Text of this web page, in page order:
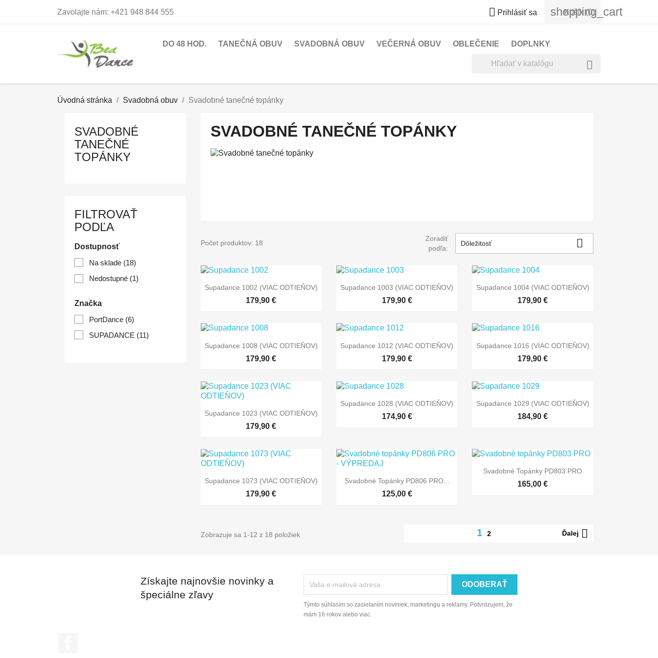
Zavolajte nám: +421 948 844 555  Prihlásiť sa shopping_cart
Košík (0)
DO 48 HOD. TANEČNÁ OBUV SVADOBNÁ OBUV VEČERNÁ OBUV OBLEČENIE DOPLNKY

Úvodná stránka Svadobná obuv Svadobné tanečné topánky
SVADOBNÉ
TANEČNÉ
TOPÁNKY
FILTROVAŤ
PODĽA
Dostupnosť
Na sklade (18)
Nedostupné (1)
Značka
PortDance (6)
SUPADANCE (11)
SVADOBNÉ TANEČNÉ TOPÁNKY
Počet produktov: 18
Zoradiť
podľa:
Dôležitosť 
 Rýchly náhľad
Supadance 1002 (VIAC ODTIEŇOV)
179,90 €
 Rýchly náhľad
Supadance 1003 (VIAC ODTIEŇOV)
179,90 €
 Rýchly náhľad
Supadance 1004 (VIAC ODTIEŇOV)
179,90 €
 Rýchly náhľad
Supadance 1008 (VIAC ODTIEŇOV)
179,90 €
 Rýchly náhľad
Supadance 1012 (VIAC ODTIEŇOV)
179,90 €
 Rýchly náhľad
Supadance 1016 (VIAC ODTIEŇOV)
179,90 €
 Rýchly náhľad
Supadance 1023 (VIAC ODTIEŇOV)
179,90 €
 Rýchly náhľad
Supadance 1028 (VIAC ODTIEŇOV)
174,90 €
 Rýchly náhľad
Supadance 1029 (VIAC ODTIEŇOV)
184,90 €
 Rýchly náhľad
Supadance 1073 (VIAC ODTIEŇOV)
179,90 €
 Rýchly náhľad
Svadobné Topánky PD806 PRO...
125,00 €
 Rýchly náhľad
Svadobné Topánky PD803 PRO
165,00 €
Zobrazuje sa 1-12 z 18 položiek 12 Ďalej 
Získajte najnovšie novinky a
špeciálne zľavy
Týmto súhlasím so zasielaním noviniek, marketingu a reklamy. Potvrdzujem, že
mám 16 rokov alebo viac.